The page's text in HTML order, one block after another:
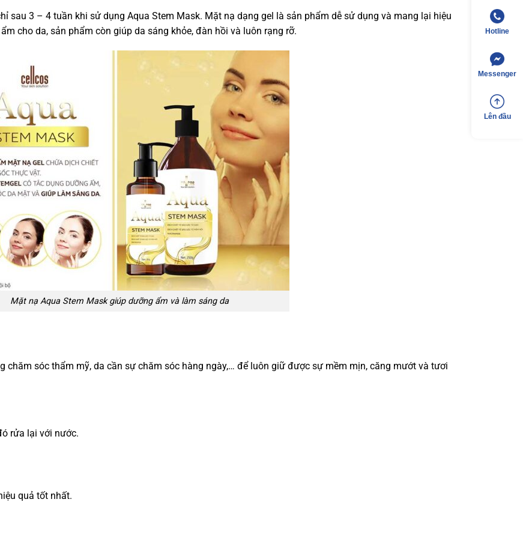
sau 3 – 4 tuần khi sử dụng Aqua Stem Mask. Mặt nạ dạng gel là sản phẩm dễ sử dụng và mang lại hiệu
cho da, sản phẩm còn giúp da sáng khỏe, đàn hồi và luôn rạng rỡ.
Mặt nạ Aqua Stem Mask giúp dưỡng ẩm và làm sáng da
chăm sóc thẩm mỹ, da cần sự chăm sóc hàng ngày,… để luôn giữ được sự mềm mịn, căng mướt và tươi
rửa lại với nước.
quả tốt nhất.
Hotline
Messenger
Lên đầu